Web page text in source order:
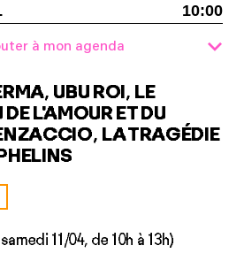
10:00
à mon agenda
, UBU ROI, LE
DE L'AMOUR ET DU
, LA TRAGÉDIE
11/04, de 10h à 13h)